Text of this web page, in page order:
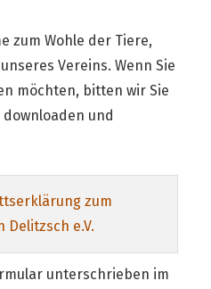
zum Wohle der Tiere,
Vereins. Wenn Sie
möchten, bitten wir Sie
und
zum
Delitzsch e.V.
unterschrieben im